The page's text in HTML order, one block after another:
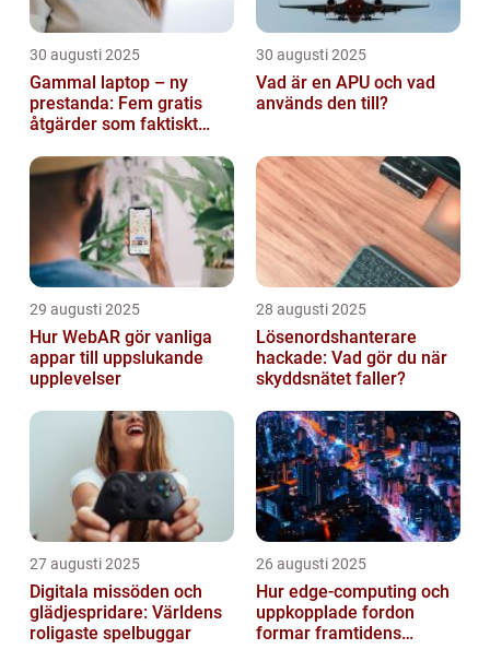
30 augusti 2025
Gammal laptop – ny
prestanda: Fem gratis
åtgärder som faktiskt
30 augusti 2025
Vad är en APU och vad
används den till?
29 augusti 2025
Hur WebAR gör vanliga
appar till uppslukande
upplevelser
28 augusti 2025
Lösenordshanterare
hackade: Vad gör du när
skyddsnätet faller?
27 augusti 2025
Digitala missöden och
glädjespridare: Världens
roligaste spelbuggar
26 augusti 2025
Hur edge‑computing och
uppkopplade fordon
formar framtidens